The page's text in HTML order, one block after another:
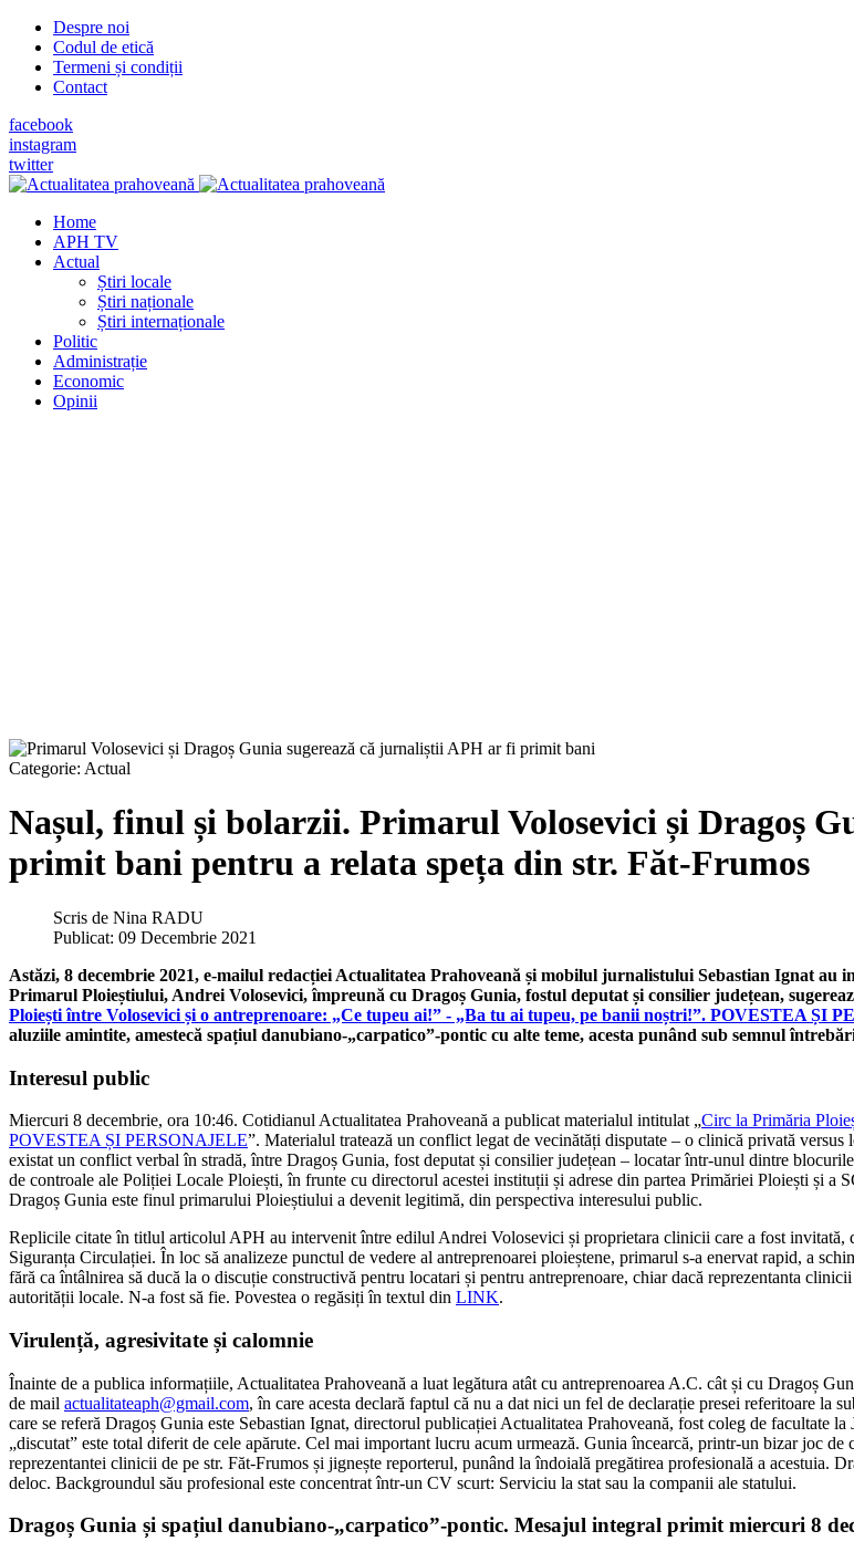
Despre noi
Codul de etică
Termeni și condiții
Contact
facebook
instagram
twitter
Home
APH TV
Actual
Știri locale
Știri naționale
Știri internaționale
Politic
Administrație
Economic
Opinii
Categorie: Actual
Nașul, finul și bolarzii. Primarul Volosevici și Dragoș
primit bani pentru a relata speța din str. Făt-Frumos
Scris de Nina RADU
Publicat: 09 Decembrie 2021
Astăzi, 8 decembrie 2021, e-mailul redacției Actualitatea Prahoveană și mobilul jurnalistului Sebastian Ignat au
Primarul Ploieștiului, Andrei Volosevici, împreună cu Dragoș Gunia, fostul deputat și consilier județean,
Ploiești între Volosevici și o antreprenoare: „Ce tupeu ai!” - „Ba tu ai tupeu, pe banii noștri!”. POVESTEA ȘI
aluziile amintite, amestecă spațiul danubiano-„carpatico”-pontic cu alte teme, acesta punând sub semnul
Interesul public
Miercuri 8 decembrie, ora 10:46. Cotidianul Actualitatea Prahoveană a publicat materialul intitulat „Circ la Primăria
POVESTEA ȘI PERSONAJELE”. Materialul tratează un conflict legat de vecinătăți disputate – o clinică privată
existat un conflict verbal în stradă, între Dragoș Gunia, fost deputat și consilier județean – locatar într-unul dintre
de controale ale Poliției Locale Ploiești, în frunte cu directorul acestei instituții și adrese din partea Primăriei Ploiești și
Dragoș Gunia este finul primarului Ploieștiului a devenit legitimă, din perspectiva interesului public.
Replicile citate în titlul articolul APH au intervenit între edilul Andrei Volosevici și proprietara clinicii care a fost invitată,
Siguranța Circulației. În loc să analizeze punctul de vedere al antreprenoarei ploieștene, primarul s-a enervat rapid, a
fără ca întâlnirea să ducă la o discuție constructivă pentru locatari și pentru antreprenoare, chiar dacă reprezentanta
autorității locale. N-a fost să fie. Povestea o regăsiți în textul din LINK.
Virulență, agresivitate și calomnie
Înainte de a publica informațiile, Actualitatea Prahoveană a luat legătura atât cu antreprenoarea A.C. cât și cu Dragoș
de mail actualitateaph@gmail.com, în care acesta declară faptul că nu a dat nici un fel de declarație presei referitoare la
care se referă Dragoș Gunia este Sebastian Ignat, directorul publicației Actualitatea Prahoveană, fost coleg de facultate
„discutat” este total diferit de cele apărute. Cel mai important lucru acum urmează. Gunia încearcă, printr-un bizar joc
reprezentantei clinicii de pe str. Făt-Frumos și jignește reporterul, punând la îndoială pregătirea profesională a acestuia.
deloc. Backgroundul său profesional este concentrat într-un CV scurt: Serviciu la stat sau la companii ale statului.
Dragoș Gunia și spațiul danubiano-„carpatico”-pontic. Mesajul integral primit miercuri 8